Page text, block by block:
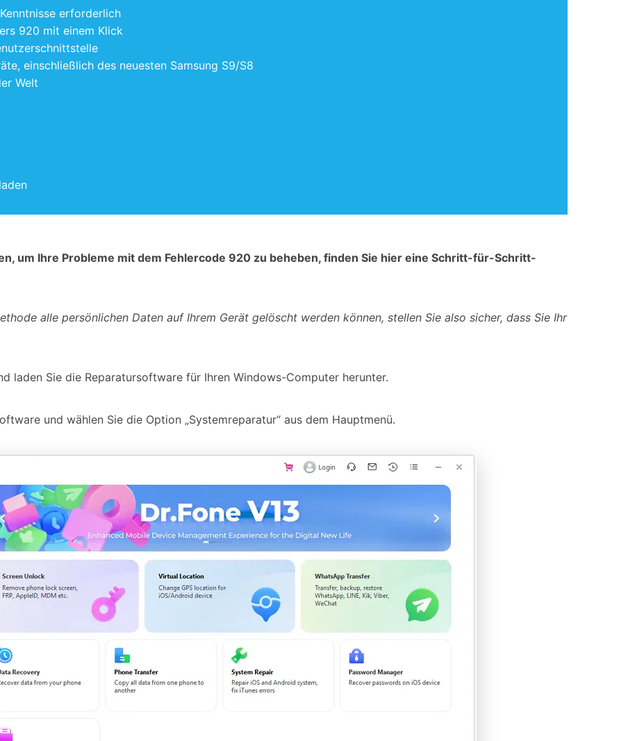
erforderlich
920 mit einem Klick
einschließlich des neuesten Samsung S9/S8
Welt
um Ihre Probleme mit dem Fehlercode 920 zu beheben, finden Sie hier eine Schritt-für-Schritt-
alle persönlichen Daten auf Ihrem Gerät gelöscht werden können, stellen Sie also sicher, dass Sie Ihr
laden Sie die Reparatursoftware für Ihren Windows-Computer herunter.
und wählen Sie die Option „Systemreparatur“ aus dem Hauptmenü.